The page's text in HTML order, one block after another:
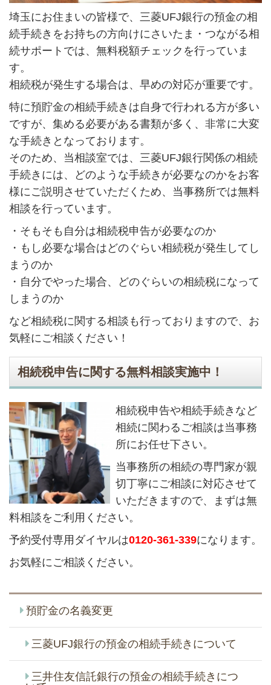
埼玉にお住まいの皆様で、三菱UFJ銀行の預金の相
続手続きをお持ちの方向けにさいたま・つながる相
続サポートでは、無料税額チェックを行っていま
す。
相続税が発生する場合は、早めの対応が重要です。
特に預貯金の相続手続きは自身で行われる方が多い
ですが、集める必要がある書類が多く、非常に大変
な手続きとなっております。
そのため、当相談室では、三菱UFJ銀行関係の相続
手続きには、どのような手続きが必要なのかをお客
様にご説明させていただくため、当事務所では無料
相談を行っています。
・そもそも自分は相続税申告が必要なのか
・もし必要な場合はどのぐらい相続税が発生してし
まうのか
・自分でやった場合、どのぐらいの相続税になって
しまうのか
など相続税に関する相談も行っておりますので、お
気軽にご相談ください！
相続税申告に関する無料相談実施中！
相続税申告や相続手続きなど
相続に関わるご相談は当事務
所にお任せ下さい。
当事務所の相続の専門家が親
切丁寧にご相談に対応させて
いただきますので、まずは無
料相談をご利用ください。
予約受付専用ダイヤルは0120-361-339になります。
お気軽にご相談ください。
預貯金の名義変更
三菱UFJ銀行の預金の相続手続きについて
三井住友信託銀行の預金の相続手続きにつ